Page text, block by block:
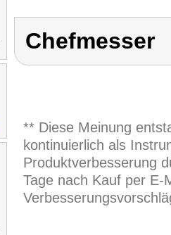
Chefmesser
** Diese Meinung
kontinuierlich als
Produktverbesserung
Tage nach Kauf per E-